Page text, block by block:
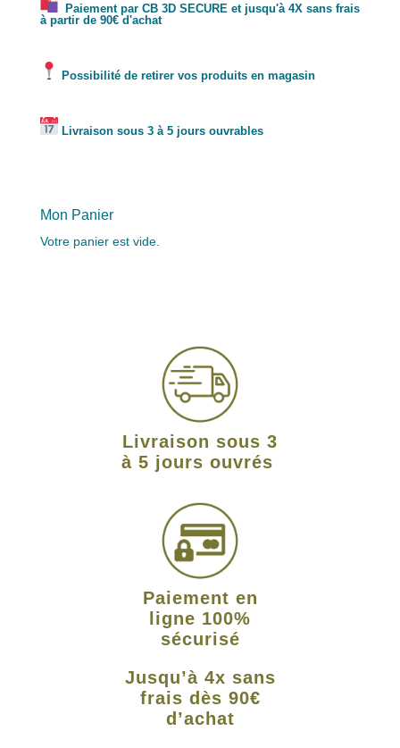
Paiement par CB 3D SECURE et jusqu'à 4X sans frais
à partir de 90€ d'achat
Possibilité de retirer vos produits en magasin
Livraison sous 3 à 5 jours ouvrables
Mon Panier
Votre panier est vide.
Livraison sous 3
à 5 jours ouvrés
Paiement en
ligne 100%
sécurisé
Jusqu’à 4x sans
frais dès 90€
d’achat